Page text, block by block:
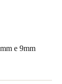
e 9mm